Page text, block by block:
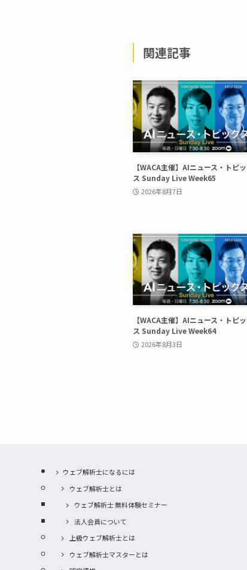
関連記事
【WACA主催】AIニュース・トピ
ス Sunday Live Week65
2026年8月7日
【WACA主催】AIニュース・トピ
ス Sunday Live Week64
2026年8月3日
ウェブ解析士になるには
ウェブ解析士とは
ウェブ解析士 無料体験セミナー
法人会員について
上級ウェブ解析士とは
ウェブ解析士マスターとは